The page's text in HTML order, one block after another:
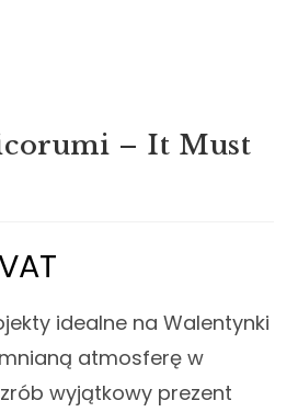
– It Must
idealne na Walentynki
atmosferę w
wyjątkowy prezent